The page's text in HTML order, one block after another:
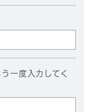
一度入力してく